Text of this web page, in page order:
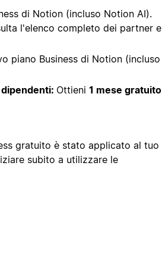
di Notion (incluso Notion AI).
l'elenco completo dei partner e
piano Business di Notion (incluso
Ottieni 1 mese gratuito
gratuito è stato applicato al tuo
subito a utilizzare le